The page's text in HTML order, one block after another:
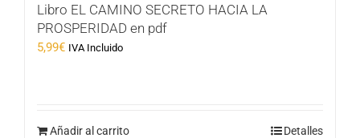
Libro EL CAMINO SECRETO HACIA LA
PROSPERIDAD en pdf
5,99€ IVA Incluido
Añadir al carrito Detalles